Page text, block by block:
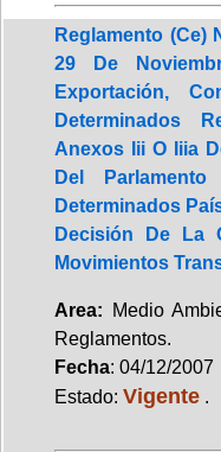
Reglamento (Ce)
29 De
Exportación,
Determinados
Anexos Iii O Iiia
Del
Determinados
Decisión De La
Movimientos
Area: Medio
Reglamentos.
Fecha: 04/12/2007
Estado: Vigente .